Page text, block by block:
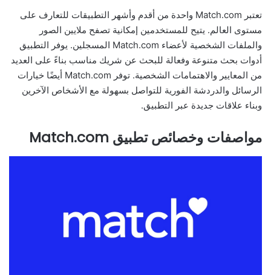
تعتبر Match.com واحدة من أقدم وأشهر التطبيقات للتعارف على
مستوى العالم. يتيح للمستخدمين إمكانية تصفح ملايين الصور
والملفات الشخصية لأعضاء Match.com المسجلين. يوفر التطبيق
أدوات بحث متنوعة وفعالة للبحث عن شريك مناسب بناءً على العديد
من المعايير والاهتمامات الشخصية. توفر Match.com أيضًا خيارات
الرسائل والدردشة الفورية للتواصل بسهولة مع الأشخاص الآخرين
وبناء علاقات جديدة عبر التطبيق.
مواصفات وخصائص تطبيق Match.com